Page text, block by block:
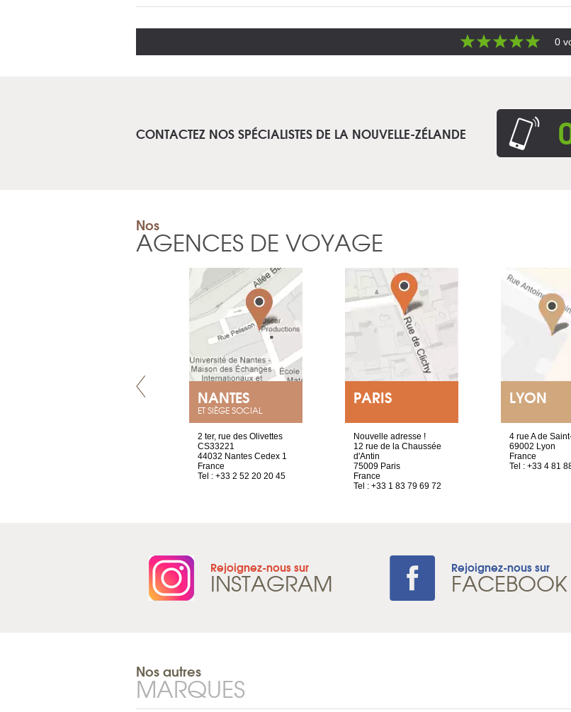
0
CONTACTEZ NOS SPÉCIALISTES DE LA NOUVELLE-ZÉLANDE
Nos
AGENCES DE VOYAGE
NANTES
ET SIÈGE SOCIAL
2 ter, rue des Olivettes
CS33221
44032 Nantes Cedex 1
France
Tel : +33 2 52 20 20 45
PARIS
Nouvelle adresse !
12 rue de la Chaussée
d'Antin
75009 Paris
France
Tel : +33 1 83 79 69 72
LYON
4 rue A de
69002 Lyon
France
Tel : +33 4 81
Rejoignez-nous sur
INSTAGRAM Rejoignez-nous sur
FACEBOOK
Nos autres
MARQUES